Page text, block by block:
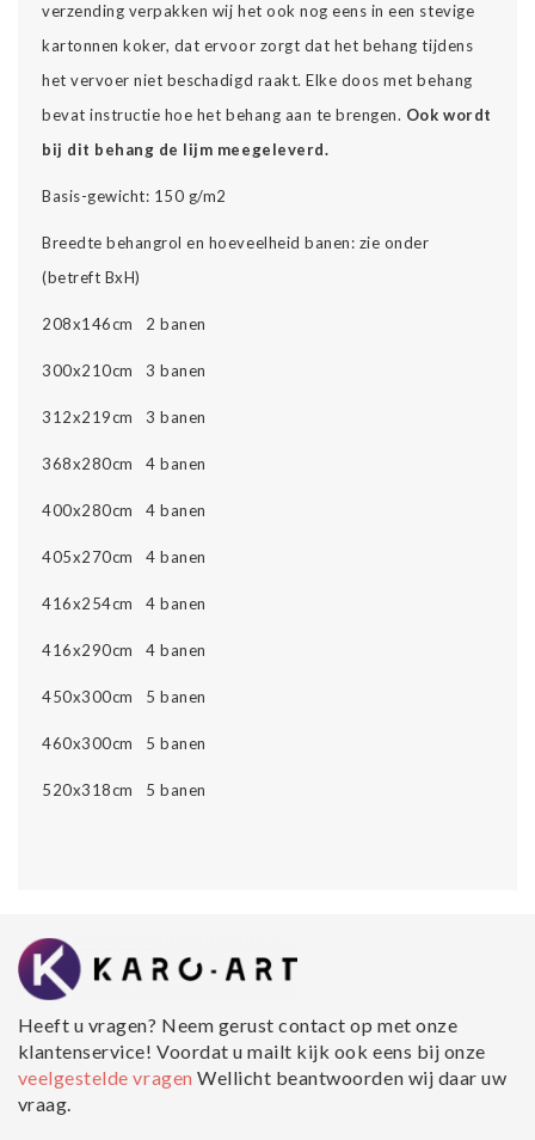
verzending verpakken wij het ook nog eens in een stevige
kartonnen koker, dat ervoor zorgt dat het behang tijdens
het vervoer niet beschadigd raakt. Elke doos met behang
bevat instructie hoe het behang aan te brengen. Ook wordt
bij dit behang de lijm meegeleverd.
Basis-gewicht: 150 g/m2
Breedte behangrol en hoeveelheid banen: zie onder
(betreft BxH)
208x146cm 2 banen
300x210cm 3 banen
312x219cm 3 banen
368x280cm 4 banen
400x280cm 4 banen
405x270cm 4 banen
416x254cm 4 banen
416x290cm 4 banen
450x300cm 5 banen
460x300cm 5 banen
520x318cm 5 banen
Heeft u vragen? Neem gerust contact op met onze
klantenservice! Voordat u mailt kijk ook eens bij onze
veelgestelde vragenWellicht beantwoorden wij daar uw
vraag.